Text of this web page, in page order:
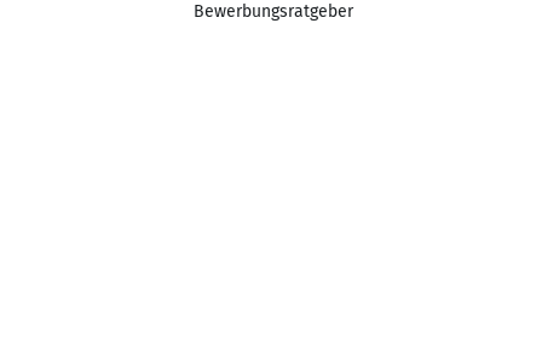
Bewerbungsratgeber